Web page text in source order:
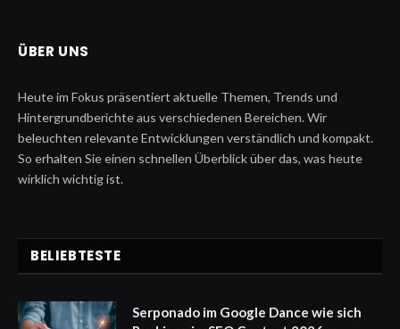
ÜBER UNS
Heute im Fokus präsentiert aktuelle Themen, Trends und
Hintergrundberichte aus verschiedenen Bereichen. Wir
beleuchten relevante Entwicklungen verständlich und kompakt.
So erhalten Sie einen schnellen Überblick über das, was heute
wirklich wichtig ist.
BELIEBTESTE
Serponado im Google Dance wie sich